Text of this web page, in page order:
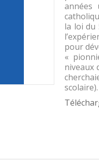
années
la loi du
pour
«
niveaux
scolaire).